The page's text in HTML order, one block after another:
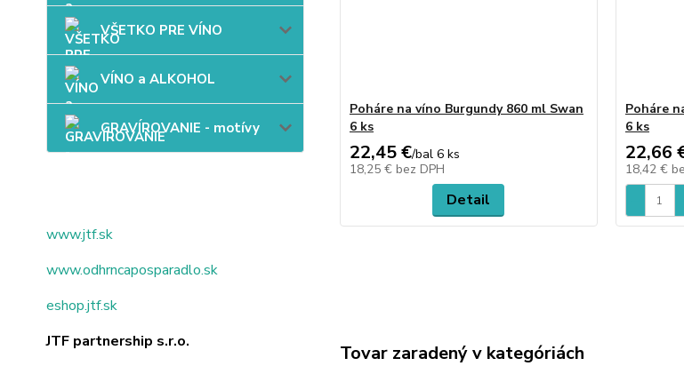
VŠETKO PRE VÍNO
VÍNO a ALKOHOL
GRAVÍROVANIE - motívy
www.jtf.sk
www.odhrncaposparadlo.sk
eshop.jtf.sk
JTF partnership s.r.o.
Poháre na víno Burgundy 860 ml Swan
6 ks
22,45 €/bal 6 ks
18,25 € bez DPH
Detail
Poháre
6 ks
22,66
18,42 €
Tovar zaradený v kategóriách